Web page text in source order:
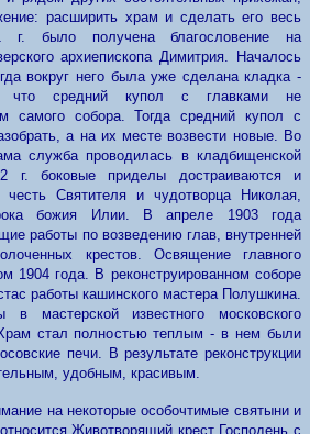
расширить храм и сделать его весь
было получена благословение на
архиепископа Димитрия. Началось
вокруг него была уже сделана кладка -
что средний купол с главками не
самого собора. Тогда средний купол с
а на их месте возвести новые. Во
служба проводилась в кладбищенской
г. боковые приделы достраиваются и
Святителя и чудотворца Николая,
божия Илии. В апреле 1903 года
работы по возведению глав, внутренней
крестов. Освящение главного
1904 года. В реконструированном соборе
работы кашинского мастера Полушкина.
в мастерской известного московского
стал полностью теплым - в нем были
печи. В результате реконструкции
удобным, красивым.
на некоторые особочтимые святыни и
Животворящий крест Господень с